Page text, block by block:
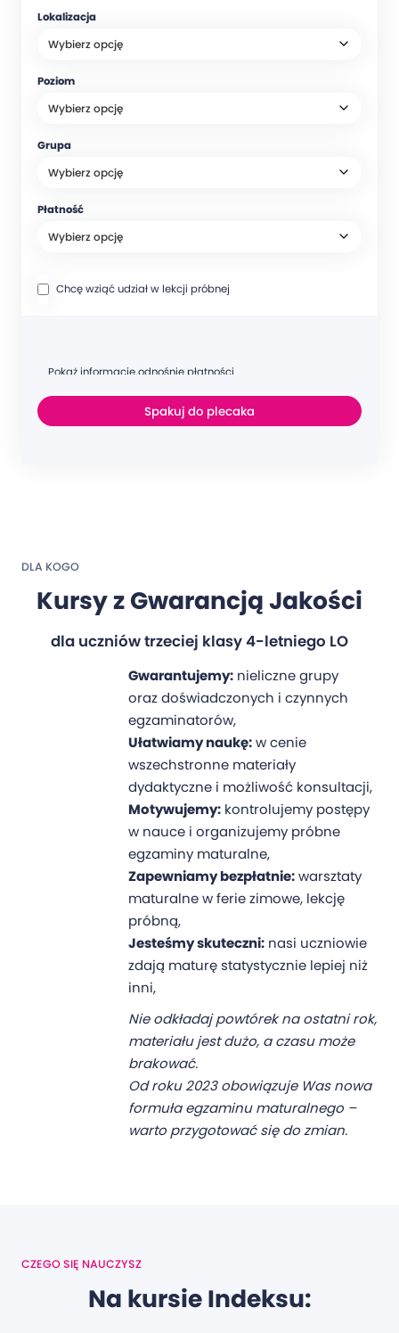
Lokalizacja
Poziom
Grupa
Płatność
Chcę wziąć udział w lekcji próbnej
Pokaż informacje odnośnie płatności
Spakuj do plecaka
DLA KOGO
Kursy z Gwarancją Jakości
dla uczniów trzeciej klasy 4-letniego LO
Gwarantujemy: nieliczne grupy
oraz doświadczonych i czynnych
egzaminatorów,
Ułatwiamy naukę:w cenie
wszechstronne materiały
dydaktyczne i możliwość konsultacji,
Motywujemy: kontrolujemy postępy
w nauce i organizujemy próbne
egzaminy maturalne,
Zapewniamy bezpłatnie:warsztaty
maturalne w ferie zimowe, lekcję
próbną,
Jesteśmy skuteczni: nasi uczniowie
zdają maturę statystycznie lepiej niż
inni,
Nie odkładaj powtórek na ostatni rok,
materiału jest dużo, a czasu może
brakować.
Od roku 2023 obowiązuje Was nowa
formuła egzaminu maturalnego –
warto przygotować się do zmian.
CZEGO SIĘ NAUCZYSZ
Na kursie Indeksu: